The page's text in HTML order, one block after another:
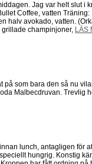
Jag var helt slut i
Coffee, vatten
halv avokado, vatten.
champinjoner, LÄS
på som bara den
Malbecdruvan. Trevlig
lunch, antagligen för att
hungrig. Konstig